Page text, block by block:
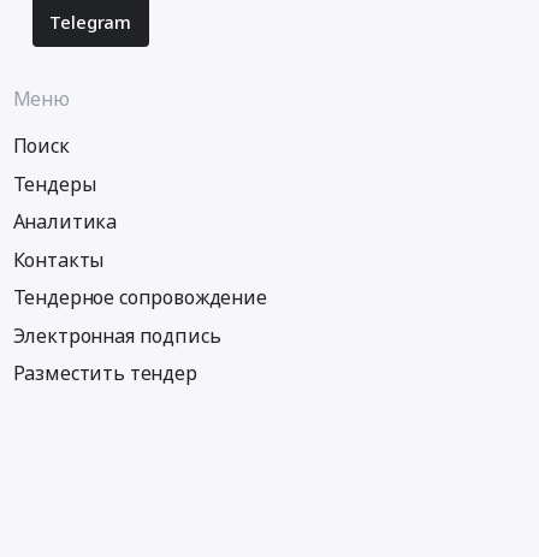
Telegram
Меню
Поиск
Тендеры
Аналитика
Контакты
Тендерное сопровождение
Электронная подпись
Разместить тендер